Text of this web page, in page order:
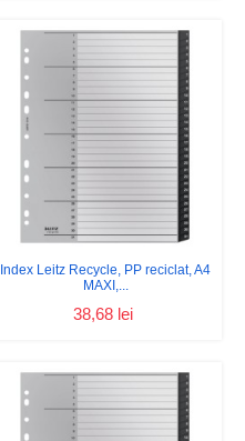
Index Leitz Recycle, PP reciclat, A4
MAXI,...
38,68 lei